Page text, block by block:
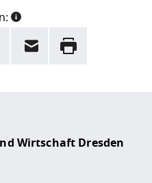
E-Mail Drucken
Wirtschaft Dresden